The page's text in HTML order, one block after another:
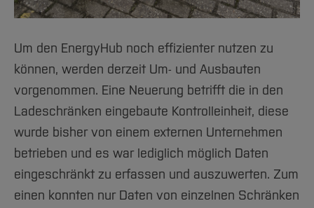
Um den EnergyHub noch effizienter nutzen zu
können, werden derzeit Um- und Ausbauten
vorgenommen. Eine Neuerung betrifft die in den
Ladeschränken eingebaute Kontrolleinheit, diese
wurde bisher von einem externen Unternehmen
betrieben und es war lediglich möglich Daten
eingeschränkt zu erfassen und auszuwerten. Zum
einen konnten nur Daten von einzelnen Schränken